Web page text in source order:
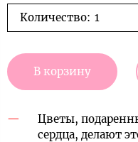
Количество:
В корзину
Цветы,
сердца, делают